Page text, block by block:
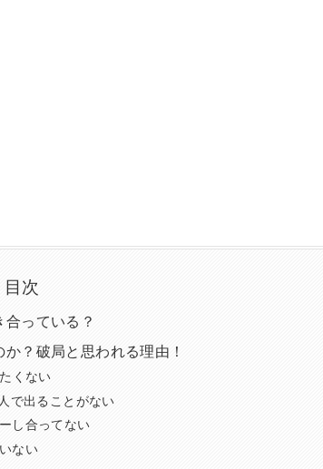
目次
っている？
？破局と思われる理由！
くない
で出ることがない
し合ってない
ない